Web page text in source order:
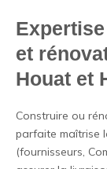
et
Houat et
Construire ou
parfaite maîtrise
(fournisseurs,